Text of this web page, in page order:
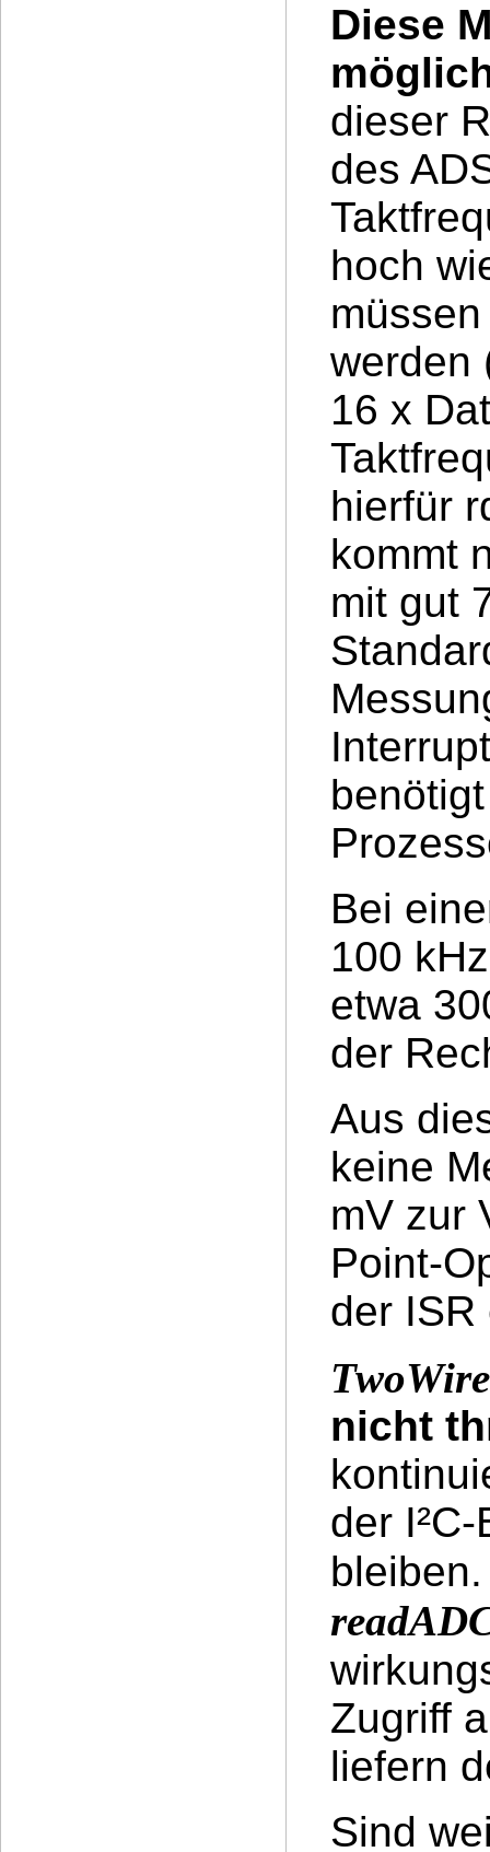
Diese
dieser
des
hoch
werden
16 x
hierfür
kommt
mit gut
Bei
100
etwa
der
Aus
keine
mV zur
Point-
der ISR
TwoWire
nicht
der
Zugriff
liefern
Sind